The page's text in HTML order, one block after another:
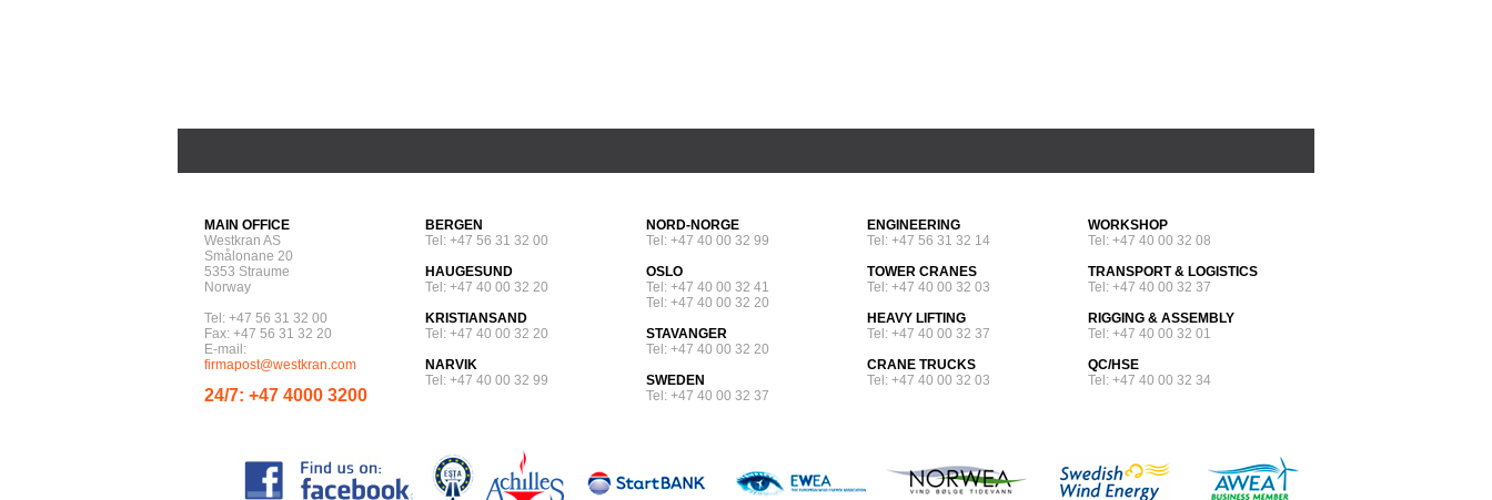
MAIN OFFICE
Westkran AS
Smålonane 20
5353 Straume
Norway
Tel: +47 56 31 32 00
Fax: +47 56 31 32 20
E-mail:
firmapost@westkran.com
24/7: +47 4000 3200
BERGEN
Tel: +47 56 31 32 00
HAUGESUND
Tel: +47 40 00 32 20
KRISTIANSAND
Tel: +47 40 00 32 20
NARVIK
Tel: +47 40 00 32 99
NORD-NORGE
Tel: +47 40 00 32 99
OSLO
Tel: +47 40 00 32 41
Tel: +47 40 00 32 20
STAVANGER
Tel: +47 40 00 32 20
SWEDEN
Tel: +47 40 00 32 37
ENGINEERING
Tel: +47 56 31 32 14
TOWER CRANES
Tel: +47 40 00 32 03
HEAVY LIFTING
Tel: +47 40 00 32 37
CRANE TRUCKS
Tel: +47 40 00 32 03
WORKSHOP
Tel: +47 40 00 32 08
TRANSPORT & LOGISTICS
Tel: +47 40 00 32 37
RIGGING & ASSEMBLY
Tel: +47 40 00 32 01
QC/HSE
Tel: +47 40 00 32 34